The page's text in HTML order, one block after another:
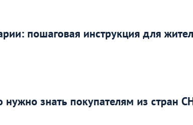
пошаговая инструкция для
знать покупателям из стран